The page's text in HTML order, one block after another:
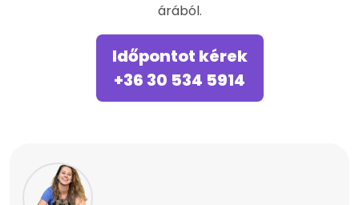
árából.
Időpontot kérek
+36 30 534 5914